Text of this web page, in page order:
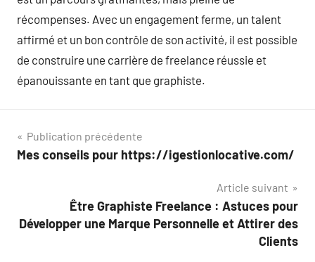
récompenses. Avec un engagement ferme, un talent
affirmé et un bon contrôle de son activité, il est possible
de construire une carrière de freelance réussie et
épanouissante en tant que graphiste.
Navigation
de
l’article
Publication précédente
Mes conseils pour https://igestionlocative.com/
Article suivant
Être Graphiste Freelance : Astuces pour
Développer une Marque Personnelle et Attirer des
Clients